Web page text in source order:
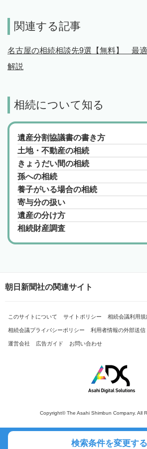
関連する記事
名古屋の相続相談先9選【無料】 最
解説
相続について知る
遺産分割協議書の書き方
土地・不動産の相続
きょうだい間の相続
孫への相続
養子がいる場合の相続
寄与分の扱い
遺産の分け方
相続財産調査
検索条件を変更する
朝日新聞社の関連サイト
このサイトについて サイトポリシー 相続会議利用規
相続会議プライバシーポリシー 利用者情報の外部送信
運営会社 広告ガイド お問い合わせ
Copyright© The Asahi Shimbun Company. All